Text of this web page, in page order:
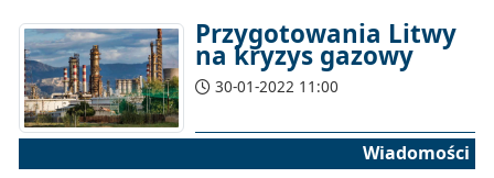
Przygotowania Litwy
na kryzys gazowy
30-01-2022 11:00
Wiadomości